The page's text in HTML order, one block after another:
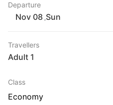
Departure
Sun
Travellers
1 Adult
Class
Economy